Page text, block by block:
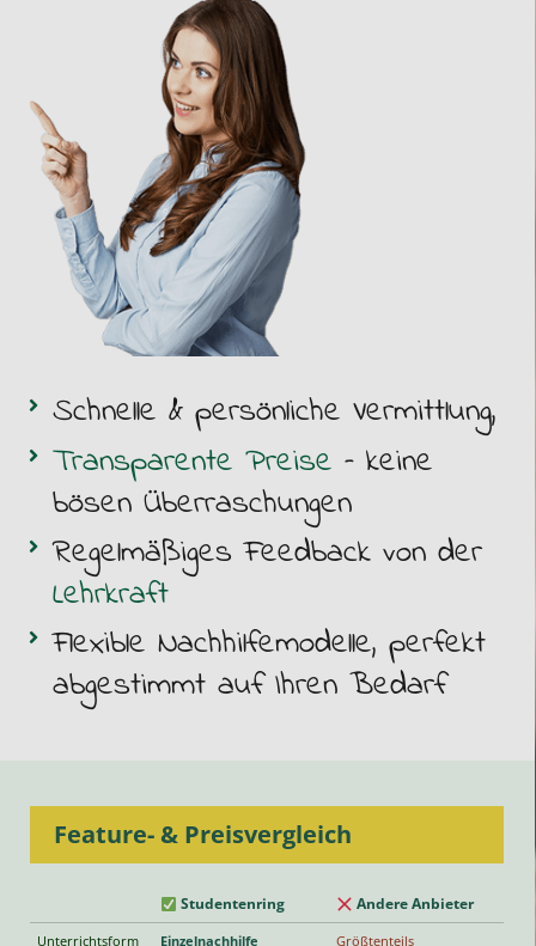
Schnelle & persönliche Vermittlung,
Transparente Preise – keine
bösen Überraschungen
Regelmäßiges Feedbackvon der
Lehrkraft
Flexible Nachhilfemodelle, perfekt
abgestimmt auf Ihren Bedarf
Feature- & Preisvergleich
Studentenring Andere Anbieter
Unterrichtsform Einzelnachhilfe Größtenteils